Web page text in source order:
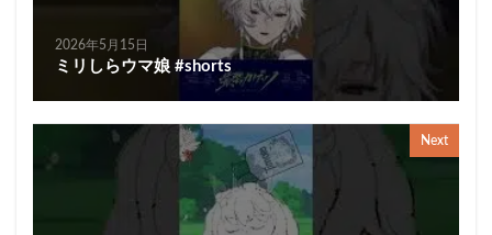
2026年5月15日
ミリしらウマ娘 #shorts
Next